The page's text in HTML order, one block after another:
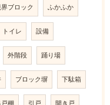
界ブロック ふかふか
トイレ 設備
外階段 踊り場
ブロック塀 下駄箱
戸棚 引戸 開き戸